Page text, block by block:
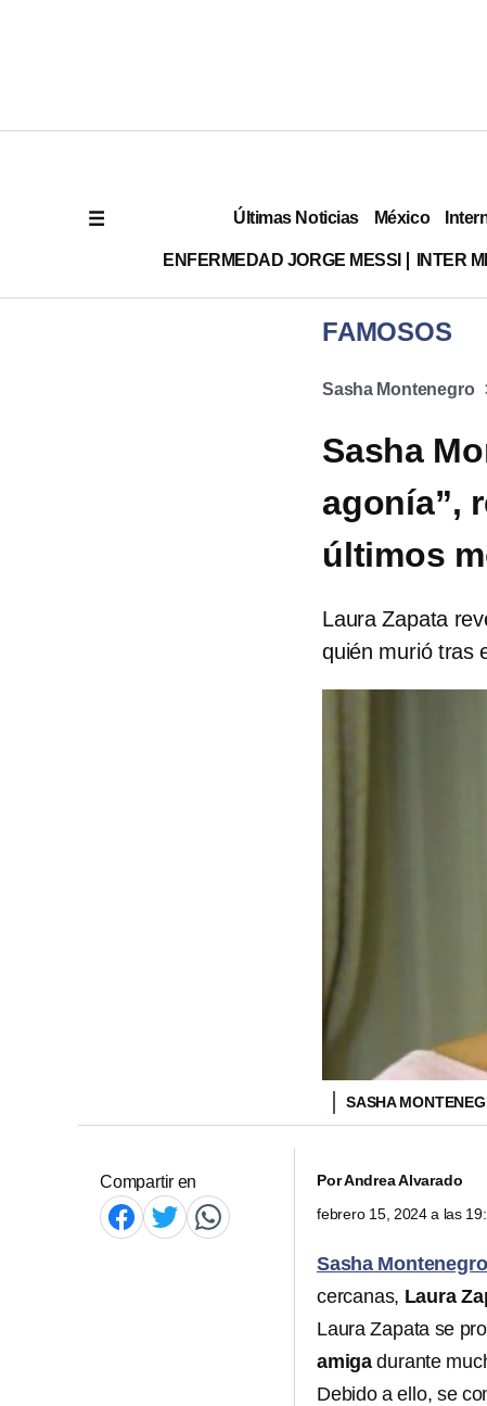
Últimas Noticias México
ENFERMEDAD JORGE MESSI INTER
FAMOSOS
Sasha Montenegro
Sasha
agonía”,
últimos
Laura Zapata
quién murió tras
SASHA
Compartir en PorAndrea Alvarado
febrero 15, 2024 a las
Sasha Montenegro
cercanas, Laura
Laura Zapata se
amigadurante
Debido a ello, se